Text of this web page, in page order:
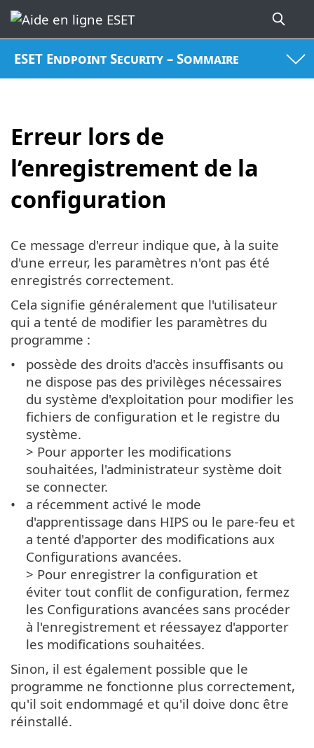
ESET Endpoint Security – Sommaire
Erreur lors de
l’enregistrement de la
configuration
Ce message d'erreur indique que, à la suite
d'une erreur, les paramètres n'ont pas été
enregistrés correctement.
Cela signifie généralement que l'utilisateur
qui a tenté de modifier les paramètres du
programme :
possède des droits d'accès insuffisants ou
ne dispose pas des privilèges nécessaires
du système d'exploitation pour modifier les
fichiers de configuration et le registre du
système.
> Pour apporter les modifications
souhaitées, l'administrateur système doit
se connecter.
a récemment activé le mode
d'apprentissage dans HIPS ou le pare-feu et
a tenté d'apporter des modifications aux
Configurations avancées.
> Pour enregistrer la configuration et
éviter tout conflit de configuration, fermez
les Configurations avancées sans procéder
à l'enregistrement et réessayez d'apporter
les modifications souhaitées.
Sinon, il est également possible que le
programme ne fonctionne plus correctement,
qu'il soit endommagé et qu'il doive donc être
réinstallé.